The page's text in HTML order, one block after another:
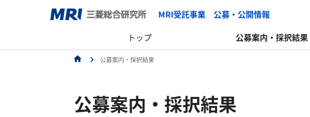
MRI受託事業 公募・公開情報
トップ
公募案内・採択結果
公募案内・採択結果
公募案内・採択結果